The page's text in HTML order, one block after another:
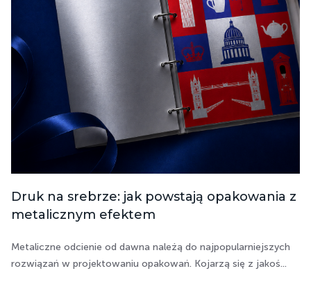
Druk na srebrze: jak powstają opakowania z
metalicznym efektem
Metaliczne odcienie od dawna należą do najpopularniejszych
rozwiązań w projektowaniu opakowań. Kojarzą się z jakoś...